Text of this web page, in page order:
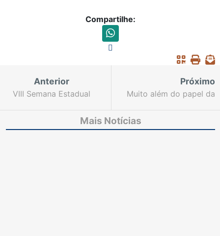
Compartilhe:
Anterior
VIII Semana Estadual
próximo 16 de junho
com 243 sessões
Próximo
Muito além do papel da
Cascavel conquistam
segurança e dignidade
Mais Notícias